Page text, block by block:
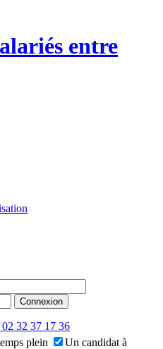
entre
32 37 17 36
plein
Un candidat à